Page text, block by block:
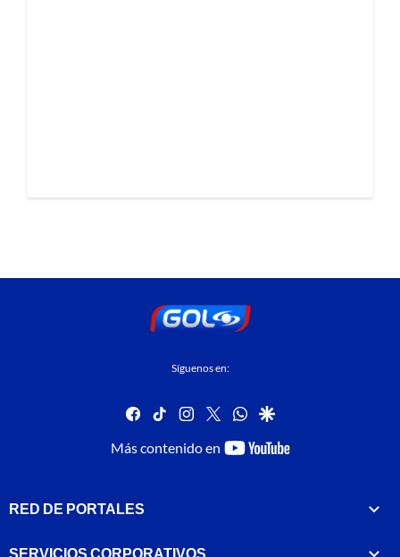
Síguenos en:
facebook
tiktok instagram
twitterwhatsapp
google
Más contenido en
youtube-
RED DE PORTALES
SERVICIOS CORPORATIVOS